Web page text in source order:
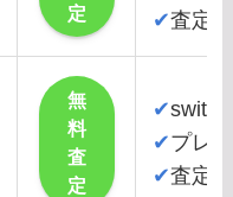
定
✔査定
無
料
査
定
✔
✔プレ
✔査定